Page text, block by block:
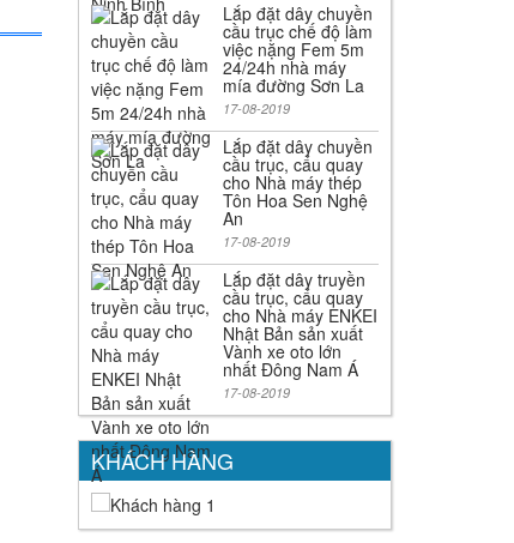
Lắp đặt dây chuyền
cầu trục chế độ làm
việc nặng Fem 5m
24/24h nhà máy
mía đường Sơn La
17-08-2019
Lắp đặt dây chuyền
cầu trục, cẩu quay
cho Nhà máy thép
Tôn Hoa Sen Nghệ
An
17-08-2019
Lắp đặt dây truyền
cầu trục, cẩu quay
cho Nhà máy ENKEI
Nhật Bản sản xuất
Vành xe oto lớn
nhất Đông Nam Á
17-08-2019
KHÁCH HÀNG